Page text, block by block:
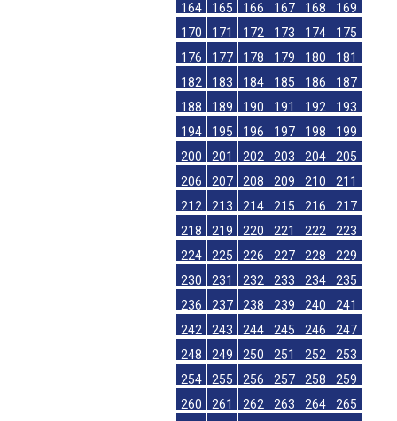
164
165 166 167 168
169
170
171 172 173 174
175
176
177 178 179 180
181
182
183 184 185 186
187
188
189 190 191 192
193
194
195 196 197 198
199
200
201 202 203 204
205
206
207 208 209 210
211
212
213 214 215 216
217
218
219 220 221 222
223
224
225 226 227 228
229
230
231 232 233 234
235
236
237 238 239 240
241
242
243 244 245 246
247
248
249 250 251 252
253
254
255 256 257 258
259
260
261 262 263 264
265